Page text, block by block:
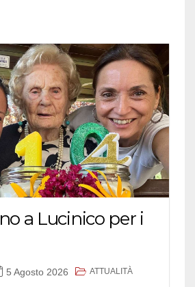
a Lucinico per i
5 Agosto 2026 ATTUALITÀ